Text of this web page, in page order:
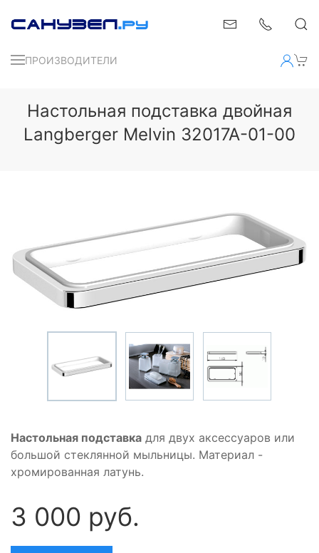
ПРОИЗВОДИТЕЛИ
Настольная подставка двойная
Langberger Melvin 32017A-01-00
Настольная подставка для двух аксессуаров или
большой стеклянной мыльницы. Материал -
хромированная латунь.
3 000 руб.